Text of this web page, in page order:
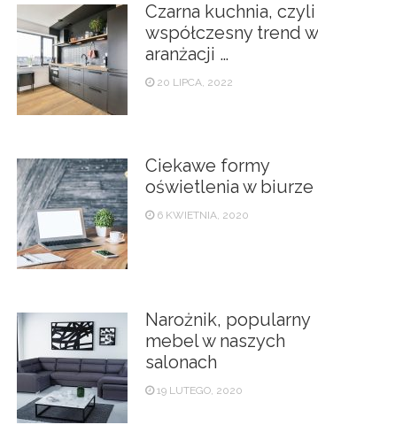
Czarna kuchnia, czyli
współczesny trend w
aranżacji …
20 LIPCA, 2022
Ciekawe formy
oświetlenia w biurze
6 KWIETNIA, 2020
Narożnik, popularny
mebel w naszych
salonach
19 LUTEGO, 2020